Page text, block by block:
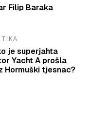
Filip Baraka
je superjahta
Yacht A prošla
Hormuški tjesnac?